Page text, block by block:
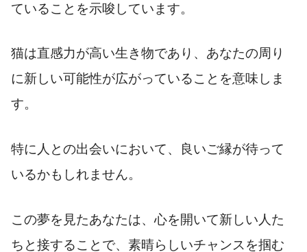
ていることを示唆しています。
猫は直感力が高い生き物であり、あなたの周り
に新しい可能性が広がっていることを意味しま
す。
特に人との出会いにおいて、良いご縁が待って
いるかもしれません。
この夢を見たあなたは、心を開いて新しい人た
ちと接することで、素晴らしいチャンスを掴む